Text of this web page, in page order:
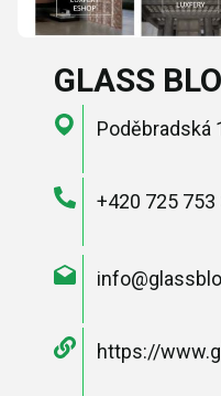
GLASS
Poděbradská
+420 725 753
https://